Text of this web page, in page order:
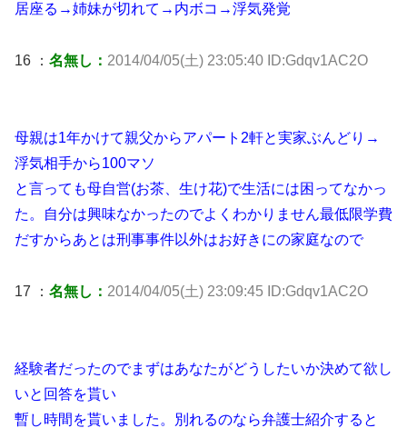
居座る→姉妹が切れて→内ボコ→浮気発覚
16 ： 名無し： 2014/04/05(土) 23:05:40 ID:Gdqv1AC2O
母親は1年かけて親父からアパート2軒と実家ぶんどり→
浮気相手から100マソ
と言っても母自営(お茶、生け花)で生活には困ってなかっ
た。自分は興味なかったのでよくわかりません最低限学費
だすからあとは刑事事件以外はお好きにの家庭なので
17 ： 名無し： 2014/04/05(土) 23:09:45 ID:Gdqv1AC2O
経験者だったのでまずはあなたがどうしたいか決めて欲し
いと回答を貰い
暫し時間を貰いました。別れるのなら弁護士紹介すると